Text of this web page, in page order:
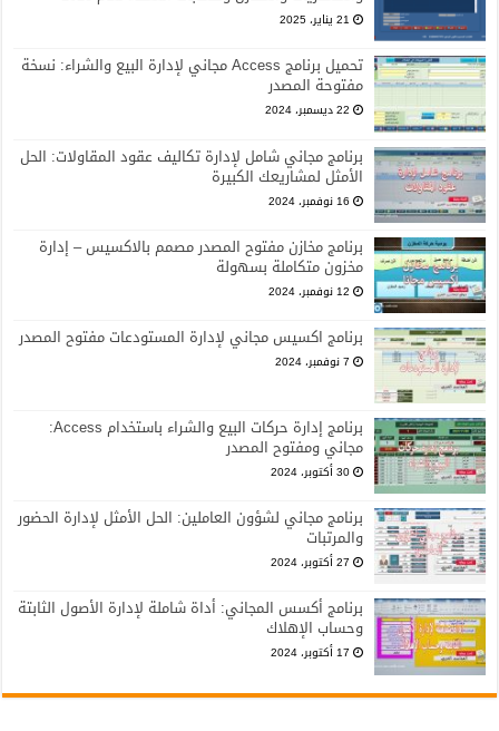
21 يناير، 2025
تحميل برنامج Access مجاني لإدارة البيع والشراء: نسخة
مفتوحة المصدر
22 ديسمبر، 2024
برنامج مجاني شامل لإدارة تكاليف عقود المقاولات: الحل
الأمثل لمشاريعك الكبيرة
16 نوفمبر، 2024
برنامج مخازن مفتوح المصدر مصمم بالاكسيس – إدارة
مخزون متكاملة بسهولة
12 نوفمبر، 2024
برنامج اكسيس مجاني لإدارة المستودعات مفتوح المصدر
7 نوفمبر، 2024
برنامج إدارة حركات البيع والشراء باستخدام Access:
مجاني ومفتوح المصدر
30 أكتوبر، 2024
برنامج مجاني لشؤون العاملين: الحل الأمثل لإدارة الحضور
والمرتبات
27 أكتوبر، 2024
برنامج أكسس المجاني: أداة شاملة لإدارة الأصول الثابتة
وحساب الإهلاك
17 أكتوبر، 2024